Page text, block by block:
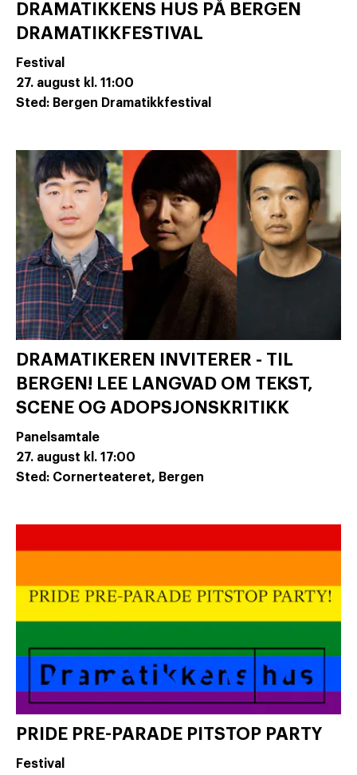
DRAMATIKKENS HUS PÅ BERGEN
DRAMATIKKFESTIVAL
Festival
27. august kl. 11:00
Sted: Bergen Dramatikkfestival
DRAMATIKEREN INVITERER - TIL
BERGEN! LEE LANGVAD OM TEKST,
SCENE OG ADOPSJONSKRITIKK
Panelsamtale
27. august kl. 17:00
Sted: Cornerteateret, Bergen
PRIDE PRE-PARADE PITSTOP PARTY
Festival